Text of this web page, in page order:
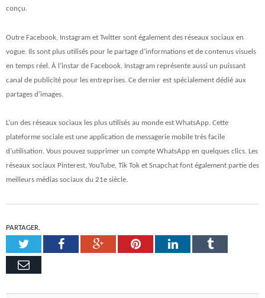
conçu.
Outre Facebook, Instagram et Twitter sont également des réseaux sociaux en
vogue. Ils sont plus utilisés pour le partage d’informations et de contenus visuels
en temps réel. À l’instar de Facebook, Instagram représente aussi un puissant
canal de publicité pour les entreprises. Ce dernier est spécialement dédié aux
partages d’images.
L’un des réseaux sociaux les plus utilisés au monde est WhatsApp. Cette
plateforme sociale est une application de messagerie mobile très facile
d’utilisation. Vous pouvez supprimer un compte WhatsApp en quelques clics. Les
réseaux sociaux Pinterest, YouTube, Tik Tok et Snapchat font également partie des
meilleurs médias sociaux du 21e siècle.
PARTAGER.
TwitterFacebookGoogle+PinterestLinkedInTumblr
Email